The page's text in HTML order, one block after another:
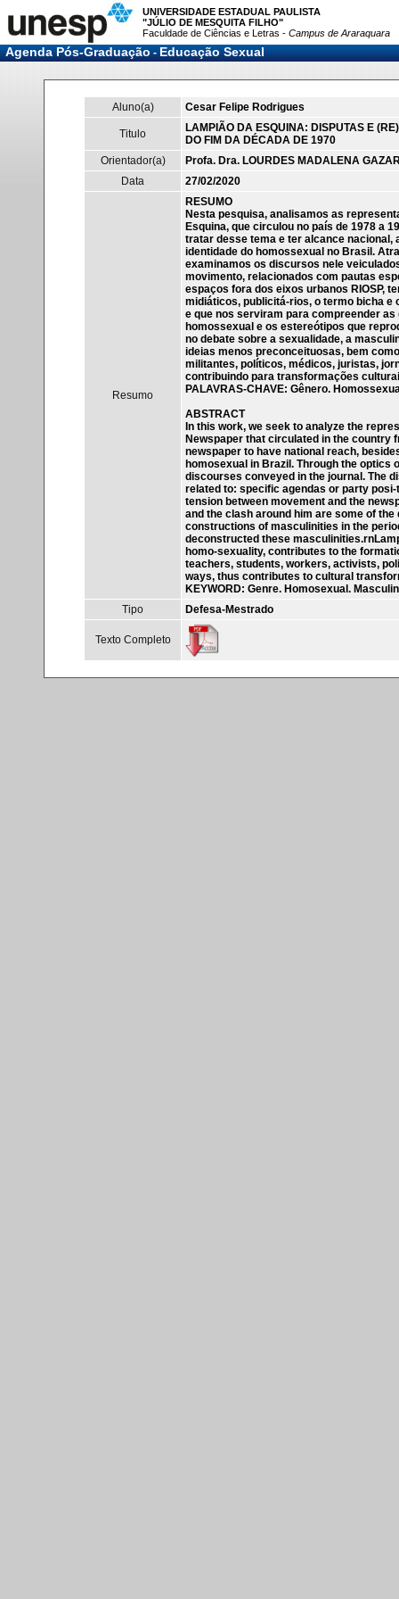
UNIVERSIDADE ESTADUAL PAULISTA
"JÚLIO DE MESQUITA FILHO"
Faculdade de Ciências e Letras - Campus de Araraquara
Agenda Pós-Graduação-Educação Sexual
Aluno(a) Cesar Felipe Rodrigues
Titulo
LAMPIÃO DA ESQUINA: DISPUTAS E
DO FIM DA DÉCADA DE 1970
Orientador(a)
Profa. Dra. LOURDES MADALENA
Data
27/02/2020
Resumo
RESUMO
Nesta pesquisa, analisamos as
Esquina, que circulou no país de 1978 a
tratar desse tema e ter alcance
identidade do homossexual no Brasil.
examinamos os discursos nele
movimento, relacionados com pautas
espaços fora dos eixos urbanos RIOSP,
midiáticos, publicitá-rios, o termo bicha e
e que nos serviram para compreender
homossexual e os estereótipos que
no debate sobre a sexualidade, a
ideias menos preconceituosas, bem
militantes, políticos, médicos, juristas,
contribuindo para transformações
PALAVRAS-CHAVE: Gênero.
ABSTRACT
In this work, we seek to analyze the
Newspaper that circulated in the country
newspaper to have national reach,
homosexual in Brazil. Through the optics
discourses conveyed in the journal. The
related to: specific agendas or party
tension between movement and the
and the clash around him are some of
constructions of masculinities in the
deconstructed these
homo-sexuality, contributes to the
teachers, students, workers, activists,
ways, thus contributes to cultural
KEYWORD: Genre. Homosexual.
Tipo
Defesa-Mestrado
Texto Completo